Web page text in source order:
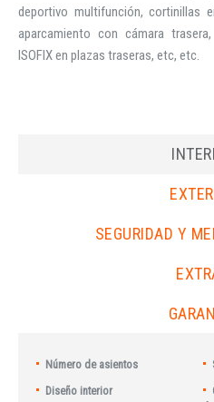
deportivo multifunción, cortinillas
aparcamiento con cámara
ISOFIX en plazas traseras, etc, etc.
SEGURIDAD Y
Número de asientos
Diseño interior